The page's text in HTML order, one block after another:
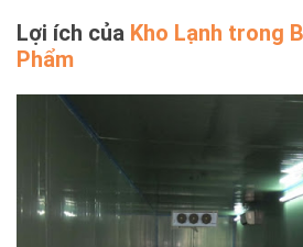
Lợi ích của Kho Lạnh trong
Phẩm